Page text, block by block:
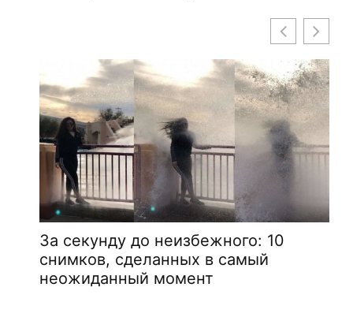
За секунду до неизбежного: 10
снимков, сделанных в самый
неожиданный момент